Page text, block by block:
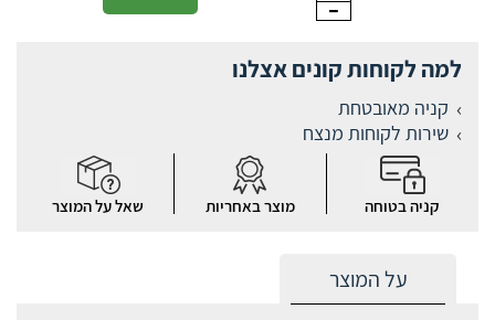
למה לקוחות קונים אצלנו
קניה מאובטחת
שירות לקוחות מנצח
קניה בטוחה מוצר באחריות שאל על המוצר
על המוצר